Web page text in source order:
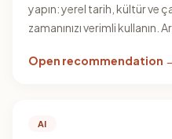
yapın: yerel tarih, kültür ve
zamanınızı verimli kullanın.
Open recommendation
AI